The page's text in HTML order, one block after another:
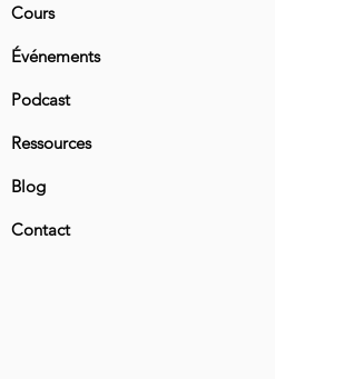
Cours
Événements
Podcast
Ressources
Blog
Contact